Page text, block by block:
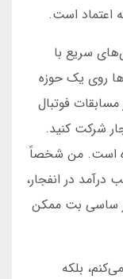
اعتماد است.
سریع با
روی یک حوزه
مسابقات فوتبال
شرکت کنید.
است. من شخصاً
در انفجار،
ساسی بت ممکن
بلکه